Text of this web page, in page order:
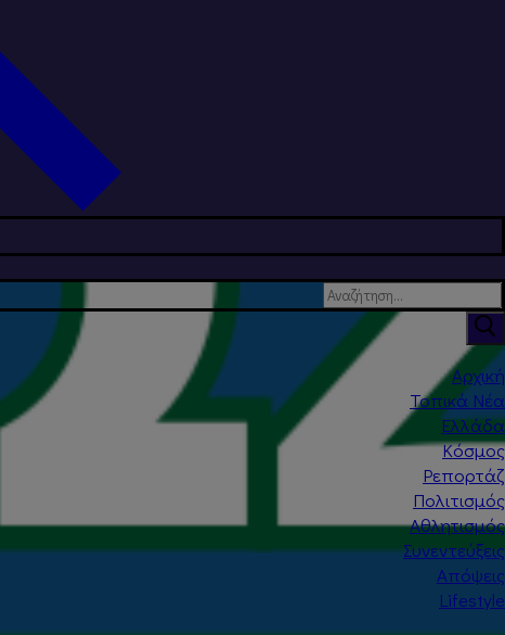
Αναζήτηση
για:
Αρχική
Τοπικά Νέα
Ελλάδα
Κόσμος
Ρεπορτάζ
Πολιτισμός
Αθλητισμός
Συνεντεύξεις
Απόψεις
Lifestyle